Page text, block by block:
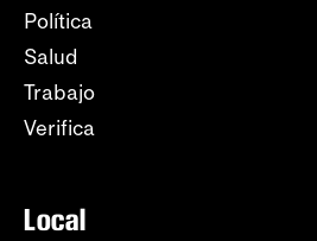
Política
Salud
Trabajo
Verifica
Local